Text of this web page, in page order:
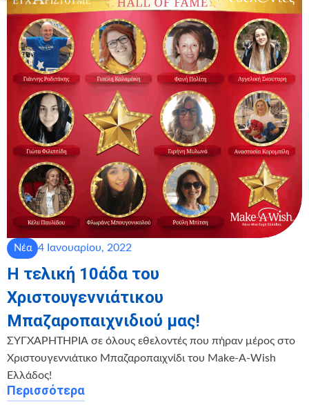
Νέα 4 Ιανουαρίου, 2022
Η τελική 10άδα του
Χριστουγεννιάτικου
Μπαζαροπαιχνιδιού μας!
ΣΥΓΧΑΡΗΤΗΡΙΑ σε όλους εθελοντές που πήραν μέρος στο
Χριστουγεννιάτικο Μπαζαροπαιχνίδι του Make-A-Wish
Ελλάδος!
Περισσότερα